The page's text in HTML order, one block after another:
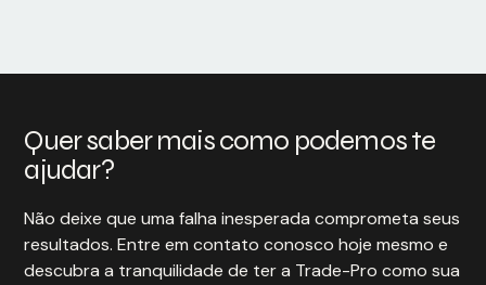
Quer saber mais como podemos te
ajudar?
Não deixe que uma falha inesperada comprometa seus
resultados. Entre em contato conosco hoje mesmo e
descubra a tranquilidade de ter a Trade-Pro como sua